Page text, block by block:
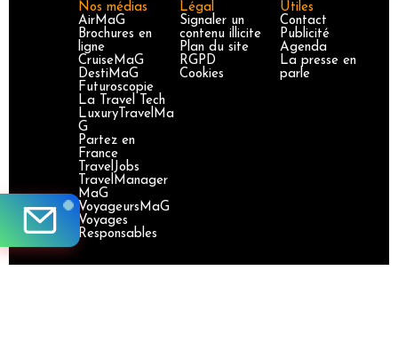
Nos médias
AirMaG
Brochures en
ligne
CruiseMaG
DestiMaG
Futuroscopie
La Travel Tech
LuxuryTravelMa
G
Partez en
France
TravelJobs
TravelManager
MaG
VoyageursMaG
Voyages
Responsables
Légal
Signaler un
contenu illicite
Plan du site
RGPD
Cookies
Utiles
Contact
Publicité
Agenda
La presse en
parle